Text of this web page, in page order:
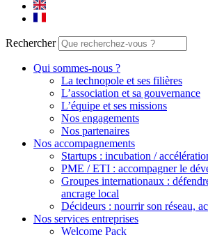
Rechercher
Qui sommes-nous ?
La technopole et ses filières
L’association et sa gouvernance
L’équipe et ses missions
Nos engagements
Nos partenaires
Nos accompagnements
Startups : incubation /
PME / ETI : accompagner le
Groupes internationaux :
ancrage local
Décideurs : nourrir son réseau,
Nos services entreprises
Welcome Pack